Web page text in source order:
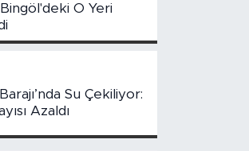
O Yeri
Su Çekiliyor:
Azaldı